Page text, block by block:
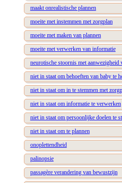
maakt onrealistische plannen
moeite met instemmen met zorgplan
moeite met maken van plannen
moeite met verwerken van informatie
neurotische stoornis met aanwezigheid
niet in staat om behoeften van baby te
niet in staat om in te stemmen met
niet in staat om informatie te verwerken
niet in staat om persoonlijke doelen te
niet in staat om te plannen
onoplettendheid
palinopsie
passagère verandering van bewustzijn